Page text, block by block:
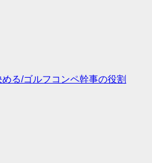
る/ゴルフコンペ幹事の役割